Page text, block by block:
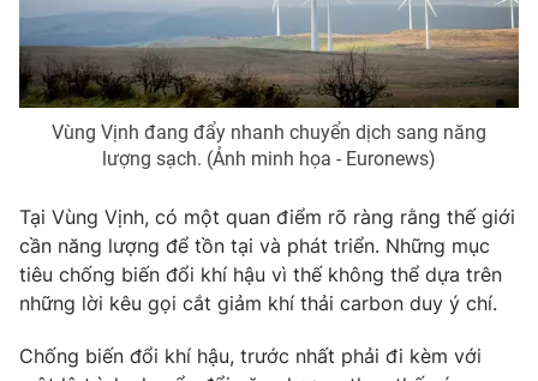
Thị trường 24h Tấm lòng Việt
VTV4 Vươn mình bằng AI
Liên hệ tòa soạn English
Vùng Vịnh đang đẩy nhanh chuyển dịch sang năng
lượng sạch. (Ảnh minh họa - Euronews)
Tại Vùng Vịnh, có một quan điểm rõ ràng rằng thế giới
cần năng lượng để tồn tại và phát triển. Những mục
tiêu chống biến đổi khí hậu vì thế không thể dựa trên
những lời kêu gọi cắt giảm khí thải carbon duy ý chí.
Chống biến đổi khí hậu, trước nhất phải đi kèm với